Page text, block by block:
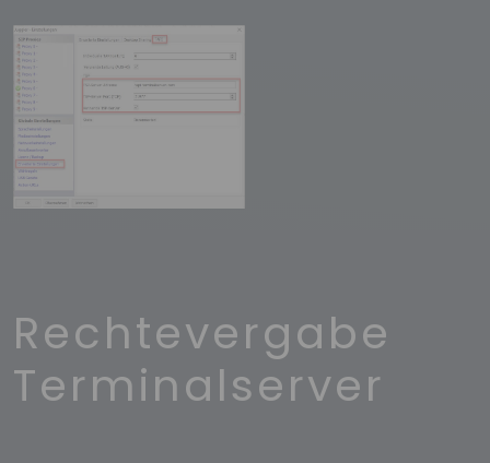
Rechtevergabe
Terminalserver